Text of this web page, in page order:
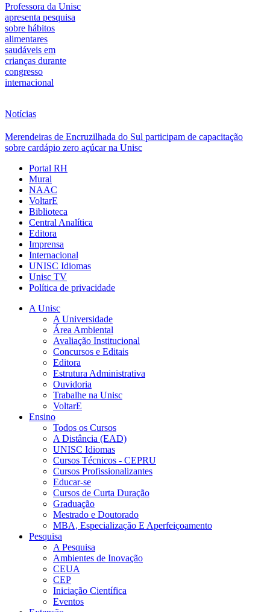
Professora da Unisc
apresenta pesquisa
sobre hábitos
alimentares
saudáveis em
crianças durante
congresso
internacional
Notícias
Merendeiras de Encruzilhada do Sul participam de capacitação
sobre cardápio zero açúcar na Unisc
Portal RH
Mural
NAAC
VoltarE
Biblioteca
Central Analítica
Editora
Imprensa
Internacional
UNISC Idiomas
Unisc TV
Política de privacidade
A Unisc
A Universidade
Área Ambiental
Avaliação Institucional
Concursos e Editais
Editora
Estrutura Administrativa
Ouvidoria
Trabalhe na Unisc
VoltarE
Ensino
Todos os Cursos
A Distância (EAD)
UNISC Idiomas
Cursos Técnicos - CEPRU
Cursos Profissionalizantes
Educar-se
Cursos de Curta Duração
Graduação
Mestrado e Doutorado
MBA, Especialização E Aperfeiçoamento
Pesquisa
A Pesquisa
Ambientes de Inovação
CEUA
CEP
Iniciação Científica
Eventos